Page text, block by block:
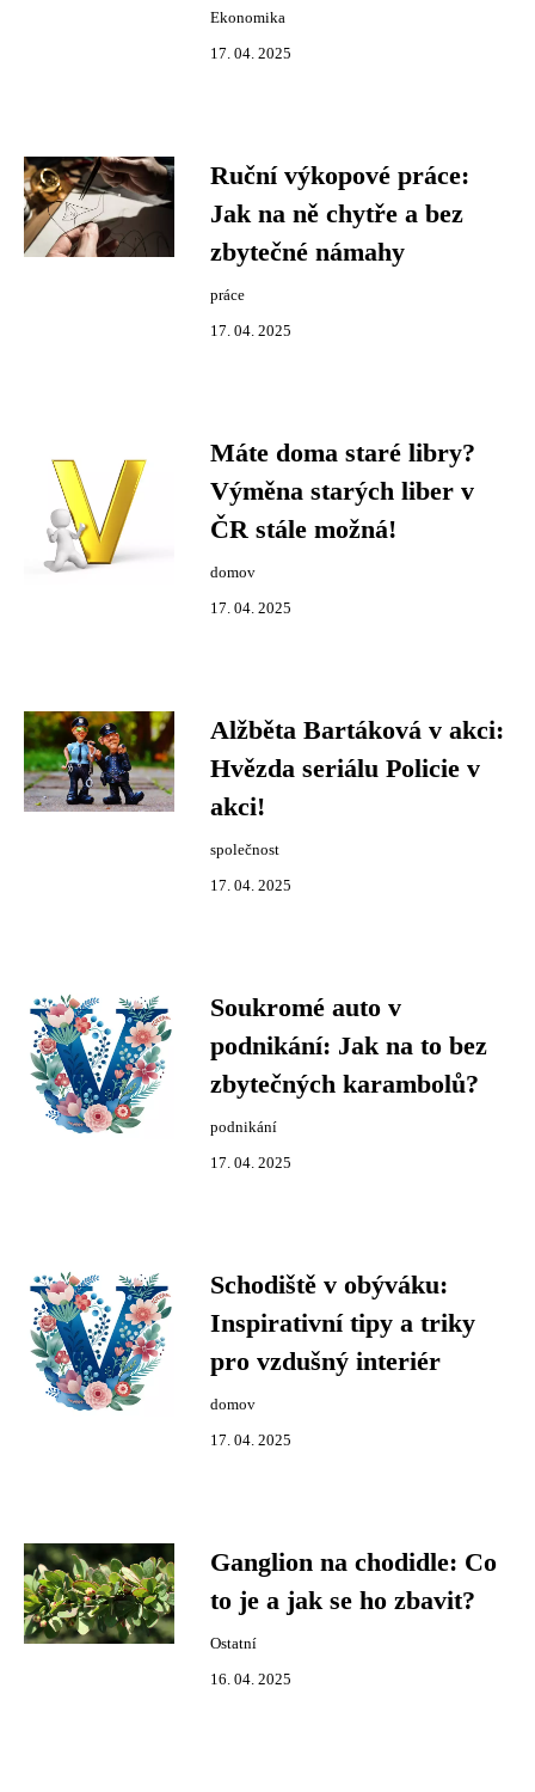
Ekonomika
17. 04. 2025
Ruční výkopové práce:
Jak na ně chytře a bez
zbytečné námahy
práce
17. 04. 2025
Máte doma staré libry?
Výměna starých liber v
ČR stále možná!
domov
17. 04. 2025
Alžběta Bartáková v akci:
Hvězda seriálu Policie v
akci!
společnost
17. 04. 2025
Soukromé auto v
podnikání: Jak na to bez
zbytečných karambolů?
podnikání
17. 04. 2025
Schodiště v obýváku:
Inspirativní tipy a triky
pro vzdušný interiér
domov
17. 04. 2025
Ganglion na chodidle: Co
to je a jak se ho zbavit?
Ostatní
16. 04. 2025